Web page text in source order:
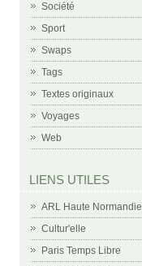
Société
Sport
Swaps
Tags
Textes originaux
Voyages
Web
LIENS UTILES
ARL Haute Normandie
Cultur'elle
Paris Temps Libre